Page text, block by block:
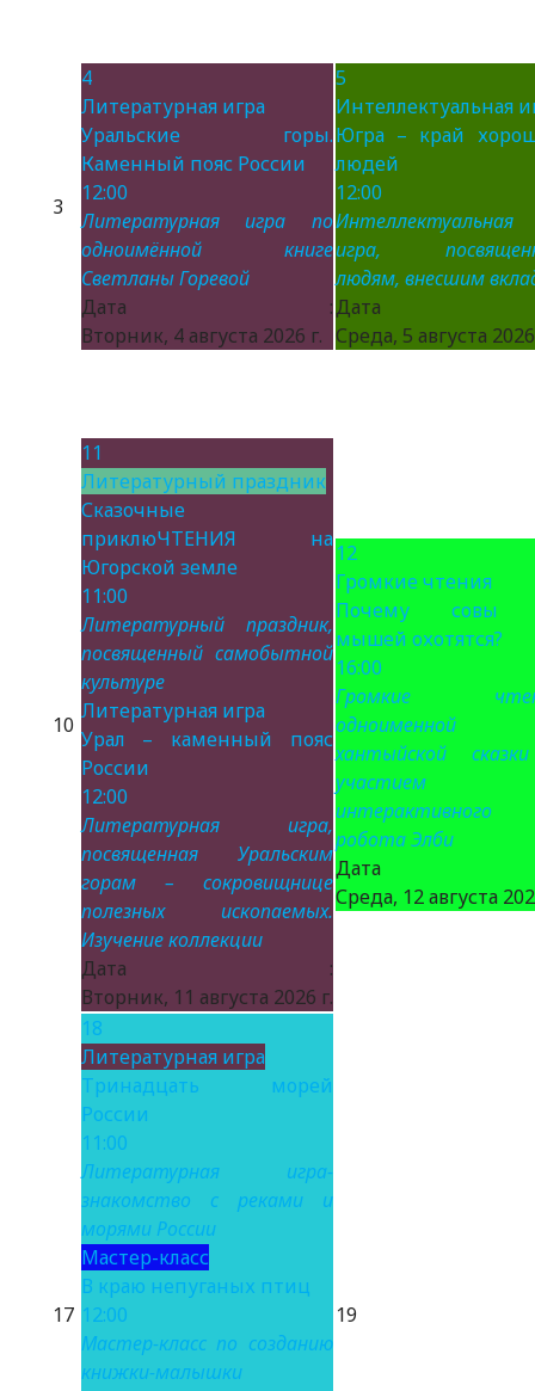
3
4
Литературная игра
Уральские горы.
Каменный пояс России
12:00
Литературная игра по
одноимённой книге
Светланы Горевой
Дата :
Вторник, 4 августа 2026 г.
5
Интеллектуальная
Югра – край
людей
12:00
Интеллектуальная
игра,
людям, внесшим
Дата
Среда, 5 августа
10
11
Литературный праздник
Сказочные
приклюЧТЕНИЯ на
Югорской земле
11:00
Литературный праздник,
посвященный самобытной
культуре
Литературная игра
Урал – каменный пояс
России
12:00
Литературная игра,
посвященная Уральским
горам – сокровищнице
полезных ископаемых.
Изучение коллекции
Дата :
Вторник, 11 августа 2026 г.
12
Громкие чтения
Почему совы
мышей охотятся?
16:00
Громкие
одноименной
хантыйской
участием
интерактивного
робота Элби
Дата
Среда, 12 августа
17
18
Литературная игра
Тринадцать морей
России
11:00
Литературная игра-
знакомство с реками и
морями России
Мастер-класс
В краю непуганых птиц
12:00
Мастер-класс по созданию
книжки-малышки
19